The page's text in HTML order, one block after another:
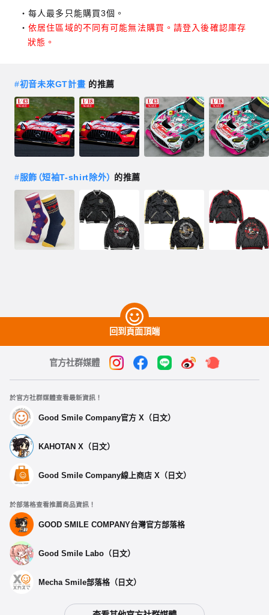
選擇類型
GSR賽車未來 刺繡夾克2026 GSR Logo款式 M
每人最多只能購買3個。
依居住區域的不同有可能無法購買。請登入後確認庫存
狀態。
#初音未來GT計畫 的推薦
#服飾（短袖T-shirt除外） 的推薦
回到頁面頂端
官方社群媒體
於官方社群媒體查看最新資訊！
Good Smile Company官方 X（日文）
KAHOTAN X（日文）
Good Smile Company線上商店 X（日文）
於部落格查看推薦商品資訊！
GOOD SMILE COMPANY台灣官方部落格
Good Smile Labo（日文）
Mecha Smile部落格（日文）